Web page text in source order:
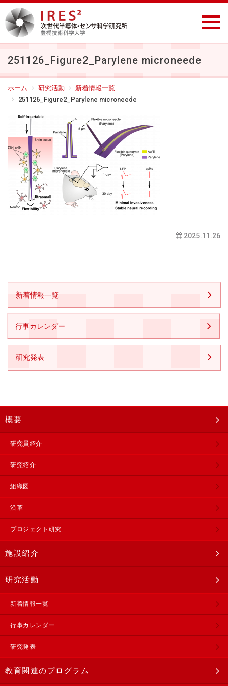
251126_Figure2_Parylene microneede
ホーム 研究活動
新着情報一覧
251126_Figure2_Parylene microneede
2025.11.26
新着情報一覧
行事カレンダー
研究発表
概要
研究員紹介
研究紹介
組織図
沿革
プロジェクト研究
施設紹介
研究活動
新着情報一覧
行事カレンダー
研究発表
教育関連のプログラム